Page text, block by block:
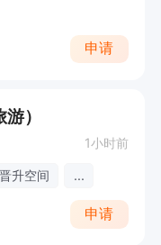
申请
）
1小时前
晋升空间 ...
申请